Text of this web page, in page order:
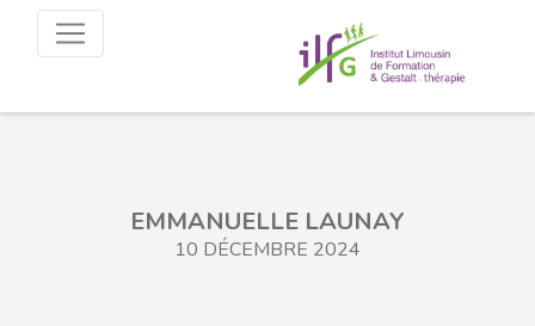
EMMANUELLE LAUNAY
10 DÉCEMBRE 2024